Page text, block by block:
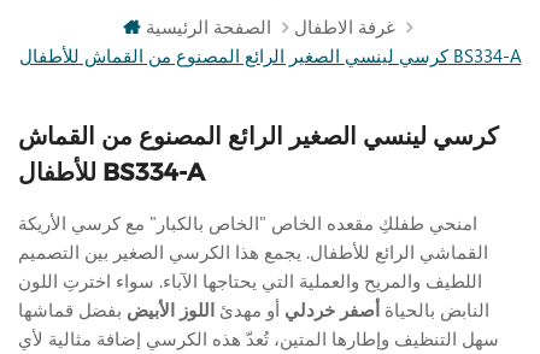
الصفحة الرئيسية
غرفة الاطفال
كرسي لينسي الصغير الرائع المصنوع من القماش للأطفال BS334-A
كرسي لينسي الصغير الرائع المصنوع من القماش
للأطفال BS334-A
امنحي طفلكِ مقعده الخاص "الخاص بالكبار" مع كرسي الأريكة
القماشي الرائع للأطفال. يجمع هذا الكرسي الصغير بين التصميم
اللطيف والمريح والعملية التي يحتاجها الآباء. سواء اخترتِ اللون
النابض بالحياة أصفر خردلي أو مهدئ اللوز الأبيض بفضل قماشها
سهل التنظيف وإطارها المتين، تُعدّ هذه الكرسي إضافة مثالية لأي